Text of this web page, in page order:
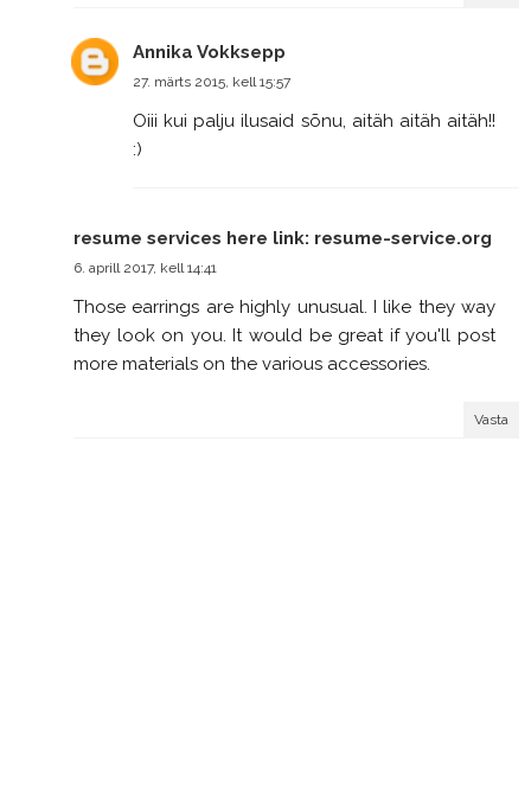
Annika Vokksepp
27. märts 2015, kell 15:57
Oiii kui palju ilusaid sõnu, aitäh aitäh aitäh!!
:)
resume services here link: resume-service.org
6. aprill 2017, kell 14:41
Those earrings are highly unusual. I like they way
they look on you. It would be great if you'll post
more materials on the various accessories.
Vasta